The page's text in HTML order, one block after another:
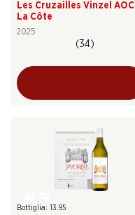
Les Cruzailles Vinzel AOC
La Côte
2025
(34)
Bottiglia: 13.95